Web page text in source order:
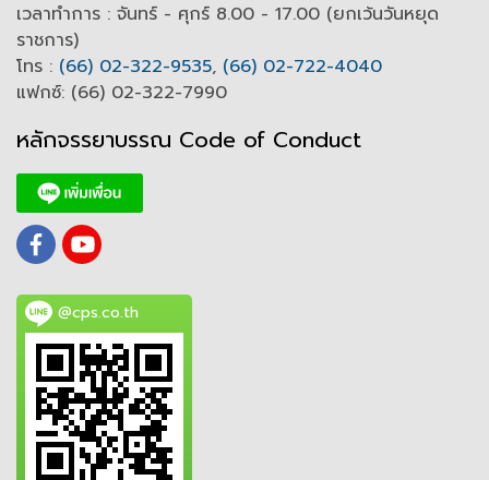
เวลาทำการ : จันทร์ - ศุกร์ 8.00 - 17.00 (ยกเว้นวันหยุด
ราชการ)
โทร : (66) 02-322-9535, (66) 02-722-4040
แฟกซ์: (66) 02-322-7990
หลักจรรยาบรรณ Code of Conduct
@cps.co.th